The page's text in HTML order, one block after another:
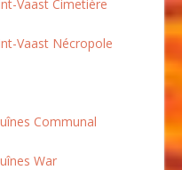
Vaast Cimetière
Vaast Nécropole
Communal
War